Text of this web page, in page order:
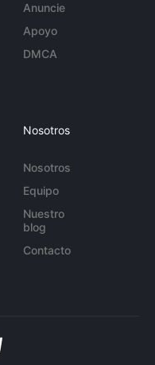
Anuncie
Apoyo
DMCA
Nosotros
Nosotros
Equipo
Nuestro
blog
Contacto